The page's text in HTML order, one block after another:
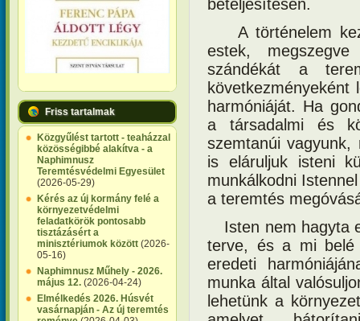
Friss tartalmak
Közgyűlést tartott - teaházzal
közösségibbé alakítva - a
Naphimnusz
Teremtésvédelmi Egyesület
(2026-05-29)
Kérés az új kormány felé a
környezetvédelmi
feladatkörök pontosabb
tisztázásért a
minisztériumok között (2026-
05-16)
Naphimnusz Műhely - 2026.
május 12. (2026-04-24)
Elmélkedés 2026. Húsvét
vasárnapján - Az új teremtés
beteljesítésén.
A történelem
estek,
szándékát a
harmóniáját. Ha
a társadalmi és
szemtanúi
is eláruljuk isteni
munkálkodni
a teremtés
Isten nem hagyta
terve, és a mi belé
eredeti
munka által
lehetünk a